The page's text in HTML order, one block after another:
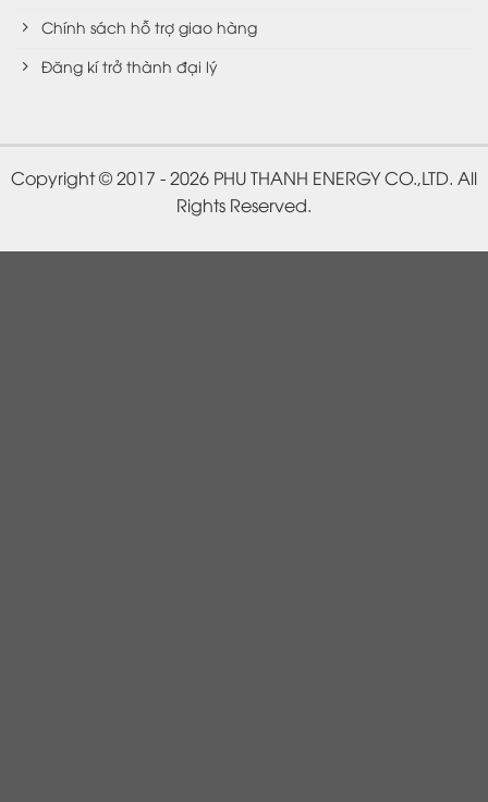
Chính sách hỗ trợ giao hàng
Đăng kí trở thành đại lý
Copyright © 2017 - 2026 PHU THANH ENERGY CO.,LTD. All
Rights Reserved.